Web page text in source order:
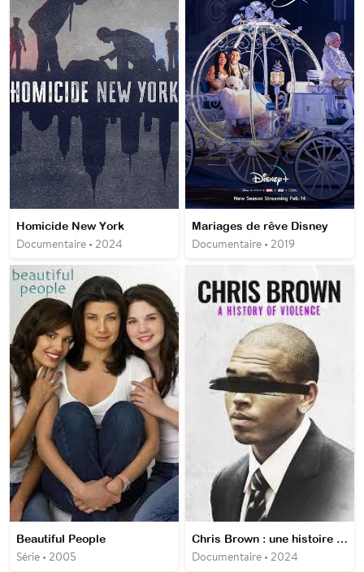
Homicide New York
Documentaire • 2024
Mariages de rêve Disney
Documentaire • 2019
Beautiful People
Série • 2005
Chris Brown : une histoire de violences
Documentaire • 2024